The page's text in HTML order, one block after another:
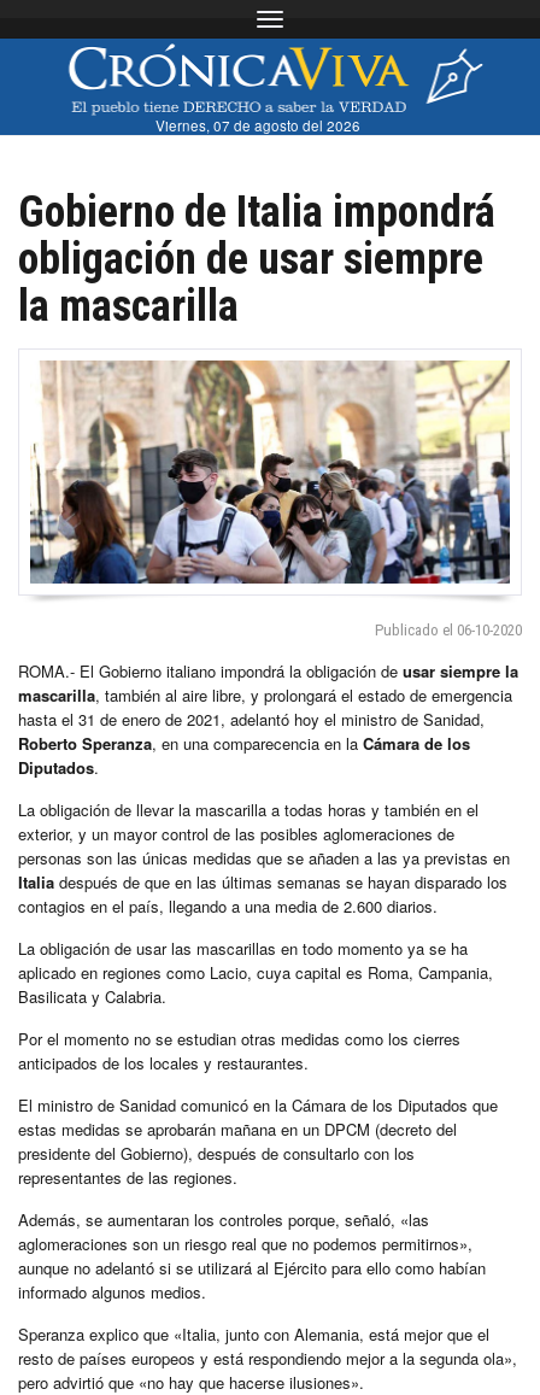
Toggle navigation
Viernes, 07 de agosto del 2026
Gobierno de Italia impondrá
obligación de usar siempre
la mascarilla
Publicado el 06-10-2020
ROMA.- El Gobierno italiano impondrá la obligación de usar siempre la
mascarilla, también al aire libre, y prolongará el estado de emergencia
hasta el 31 de enero de 2021, adelantó hoy el ministro de Sanidad,
Roberto Speranza, en una comparecencia en la Cámara de los
Diputados.
La obligación de llevar la mascarilla a todas horas y también en el
exterior, y un mayor control de las posibles aglomeraciones de
personas son las únicas medidas que se añaden a las ya previstas en
Italia después de que en las últimas semanas se hayan disparado los
contagios en el país, llegando a una media de 2.600 diarios.
La obligación de usar las mascarillas en todo momento ya se ha
aplicado en regiones como Lacio, cuya capital es Roma, Campania,
Basilicata y Calabria.
Por el momento no se estudian otras medidas como los cierres
anticipados de los locales y restaurantes.
El ministro de Sanidad comunicó en la Cámara de los Diputados que
estas medidas se aprobarán mañana en un DPCM (decreto del
presidente del Gobierno), después de consultarlo con los
representantes de las regiones.
Además, se aumentaran los controles porque, señaló, «las
aglomeraciones son un riesgo real que no podemos permitirnos»,
aunque no adelantó si se utilizará al Ejército para ello como habían
informado algunos medios.
Speranza explico que «Italia, junto con Alemania, está mejor que el
resto de países europeos y está respondiendo mejor a la segunda ola»,
pero advirtió que «no hay que hacerse ilusiones».